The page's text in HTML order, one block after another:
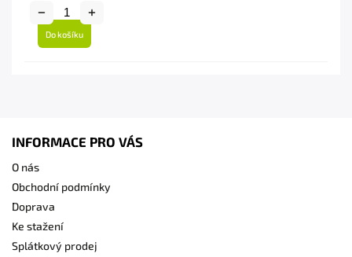
Do košíku
INFORMACE PRO VÁS
O nás
Obchodní podmínky
Doprava
Ke stažení
Splátkový prodej